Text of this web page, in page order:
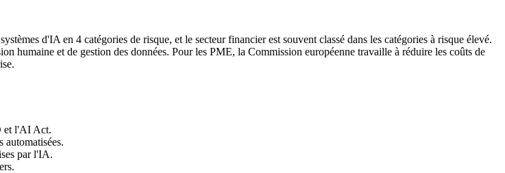
d'IA en 4 catégories de risque, et le secteur financier est souvent classé dans les catégories à risque élevé.
humaine et de gestion des données. Pour les PME, la Commission européenne travaille à réduire les coûts de
et l'AI Act.
automatisées.
par l'IA.